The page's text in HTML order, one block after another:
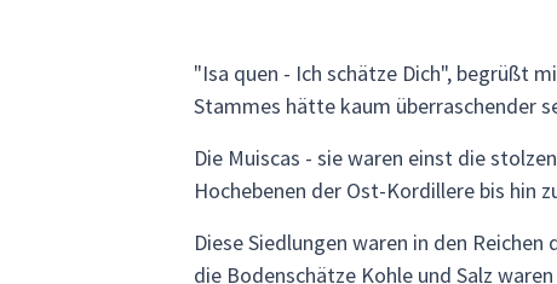
"Isa quen - Ich schätze Dich", begrüßt
Stammes hätte kaum überraschender
Die Muiscas - sie waren einst die
Hochebenen der Ost-Kordillere bis hin
Diese Siedlungen waren in den
die Bodenschätze Kohle und Salz